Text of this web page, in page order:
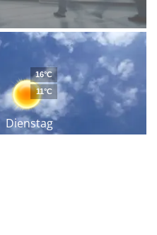
Dienstag
16°C
11°C